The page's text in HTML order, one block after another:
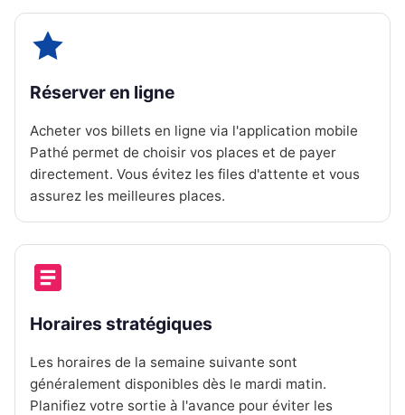
Réserver en ligne
Acheter vos billets en ligne via l'application mobile
Pathé permet de choisir vos places et de payer
directement. Vous évitez les files d'attente et vous
assurez les meilleures places.
Horaires stratégiques
Les horaires de la semaine suivante sont
généralement disponibles dès le mardi matin.
Planifiez votre sortie à l'avance pour éviter les